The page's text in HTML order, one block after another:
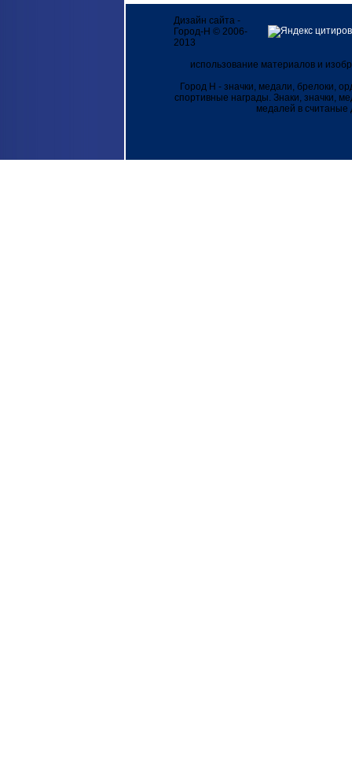
Дизайн сайта -
Город-Н © 2006-
2013
использование материалов и
Город Н - значки, медали, брелоки,
спортивные награды. Знаки, значки,
медалей в считаные